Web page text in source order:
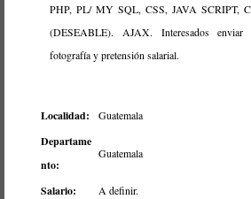
PHP, PL/ MY SQL, CSS, JAVA SCRIPT,
(DESEABLE). AJAX. Interesados enviar
fotografía y pretensión salarial.
Localidad: Guatemala
Departame
nto:
Guatemala
Salario: A definir.